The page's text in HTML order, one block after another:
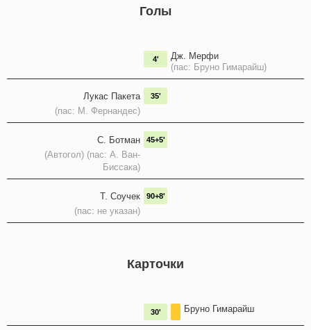
Голы
Дж. Мерфи
(пас: Бруно Гимарайш)
4'
Лукас Пакета
(пас: М. Фернандес)
35'
С. Ботман
(Автогол) (пас: А. Ван-
Биссака)
45+5'
Т. Соучек
(пас: не указан)
90+8'
Карточки
Бруно Гимарайш
30'